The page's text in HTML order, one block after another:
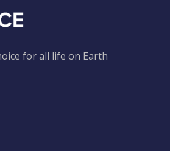
for all life on Earth